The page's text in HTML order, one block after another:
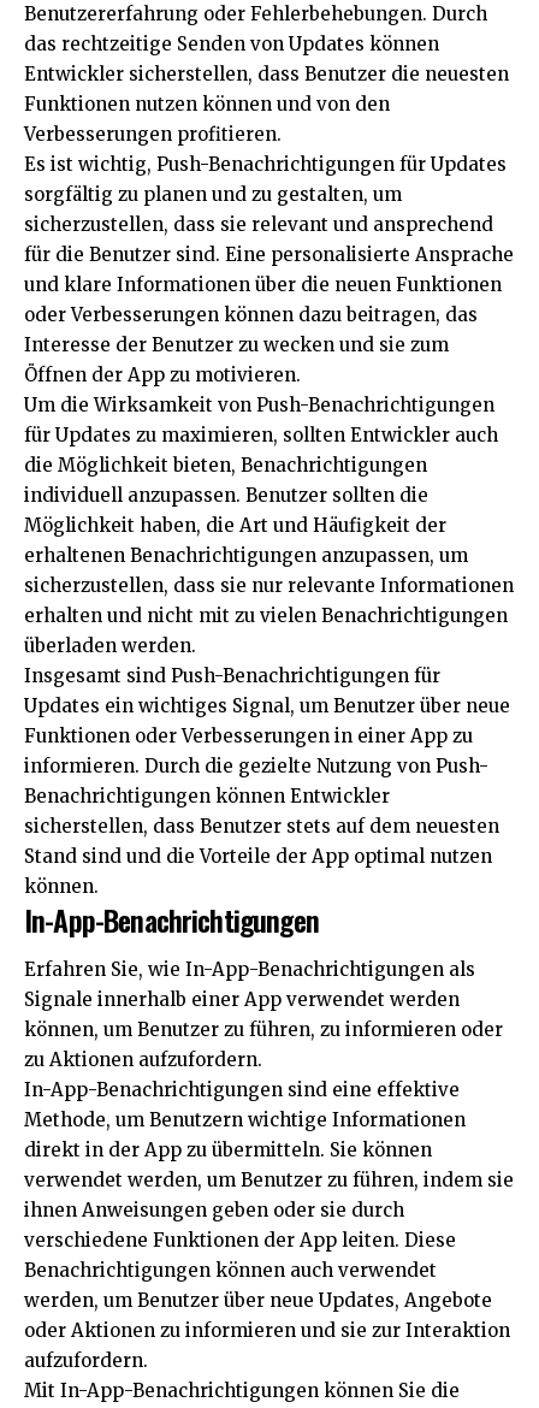
Benutzererfahrung oder Fehlerbehebungen. Durch
das rechtzeitige Senden von Updates können
Entwickler sicherstellen, dass Benutzer die neuesten
Funktionen nutzen können und von den
Verbesserungen profitieren.
Es ist wichtig, Push-Benachrichtigungen für Updates
sorgfältig zu planen und zu gestalten, um
sicherzustellen, dass sie relevant und ansprechend
für die Benutzer sind. Eine personalisierte Ansprache
und klare Informationen über die neuen Funktionen
oder Verbesserungen können dazu beitragen, das
Interesse der Benutzer zu wecken und sie zum
Öffnen der App zu motivieren.
Um die Wirksamkeit von Push-Benachrichtigungen
für Updates zu maximieren, sollten Entwickler auch
die Möglichkeit bieten, Benachrichtigungen
individuell anzupassen. Benutzer sollten die
Möglichkeit haben, die Art und Häufigkeit der
erhaltenen Benachrichtigungen anzupassen, um
sicherzustellen, dass sie nur relevante Informationen
erhalten und nicht mit zu vielen Benachrichtigungen
überladen werden.
Insgesamt sind Push-Benachrichtigungen für
Updates ein wichtiges Signal, um Benutzer über neue
Funktionen oder Verbesserungen in einer App zu
informieren. Durch die gezielte Nutzung von Push-
Benachrichtigungen können Entwickler
sicherstellen, dass Benutzer stets auf dem neuesten
Stand sind und die Vorteile der App optimal nutzen
können.
In-App-Benachrichtigungen
Erfahren Sie, wie In-App-Benachrichtigungen als
Signale innerhalb einer App verwendet werden
können, um Benutzer zu führen, zu informieren oder
zu Aktionen aufzufordern.
In-App-Benachrichtigungen sind eine effektive
Methode, um Benutzern wichtige Informationen
direkt in der App zu übermitteln. Sie können
verwendet werden, um Benutzer zu führen, indem sie
ihnen Anweisungen geben oder sie durch
verschiedene Funktionen der App leiten. Diese
Benachrichtigungen können auch verwendet
werden, um Benutzer über neue Updates, Angebote
oder Aktionen zu informieren und sie zur Interaktion
aufzufordern.
Mit In-App-Benachrichtigungen können Sie die